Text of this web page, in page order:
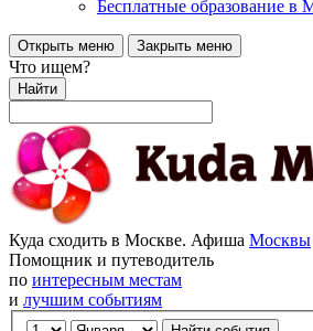
Бесплатные образование в
Открыть меню Закрыть меню
Что ищем?
Найти
Куда сходить в Москве. Афиша Москвы
Помощник и путеводитель
по интересным местам
и лучшим событиям